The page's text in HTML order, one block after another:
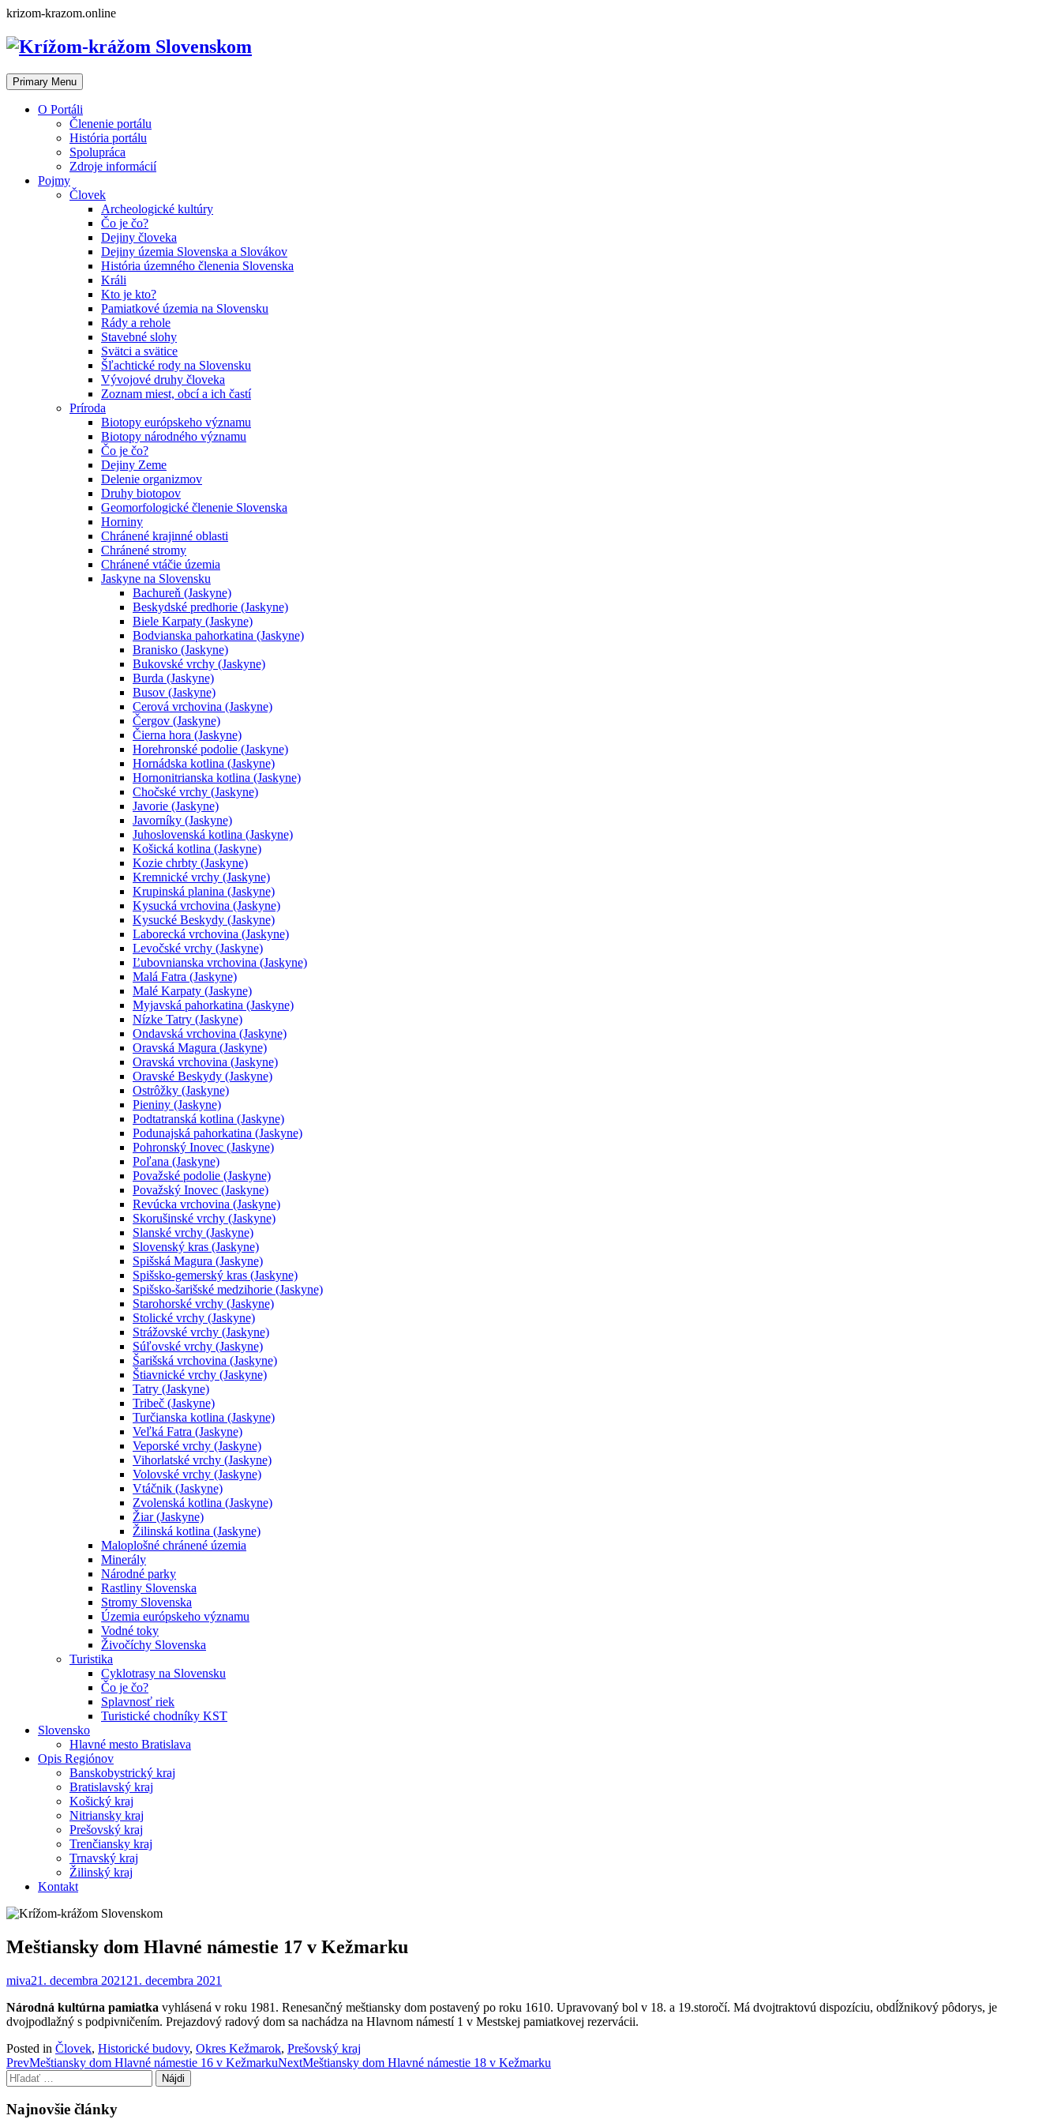
Skip
content
krizom-krazom.online
Primary Menu
O Portáli
Členenie portálu
História portálu
Spolupráca
Zdroje informácií
Pojmy
Človek
Archeologické kultúry
Čo je čo?
Dejiny človeka
Dejiny územia Slovenska a Slovákov
História územného členenia Slovenska
Králi
Kto je kto?
Pamiatkové územia na Slovensku
Rády a rehole
Stavebné slohy
Svätci a svätice
Šľachtické rody na Slovensku
Vývojové druhy človeka
Zoznam miest, obcí a ich častí
Príroda
Biotopy európskeho významu
Biotopy národného významu
Čo je čo?
Dejiny Zeme
Delenie organizmov
Druhy biotopov
Geomorfologické členenie Slovenska
Horniny
Chránené krajinné oblasti
Chránené stromy
Chránené vtáčie územia
Jaskyne na Slovensku
Bachureň (Jaskyne)
Beskydské predhorie (Jaskyne)
Biele Karpaty (Jaskyne)
Bodvianska pahorkatina (Jaskyne)
Branisko (Jaskyne)
Bukovské vrchy (Jaskyne)
Burda (Jaskyne)
Busov (Jaskyne)
Cerová vrchovina (Jaskyne)
Čergov (Jaskyne)
Čierna hora (Jaskyne)
Horehronské podolie (Jaskyne)
Hornádska kotlina (Jaskyne)
Hornonitrianska kotlina (Jaskyne)
Chočské vrchy (Jaskyne)
Javorie (Jaskyne)
Javorníky (Jaskyne)
Juhoslovenská kotlina (Jaskyne)
Košická kotlina (Jaskyne)
Kozie chrbty (Jaskyne)
Kremnické vrchy (Jaskyne)
Krupinská planina (Jaskyne)
Kysucká vrchovina (Jaskyne)
Kysucké Beskydy (Jaskyne)
Laborecká vrchovina (Jaskyne)
Levočské vrchy (Jaskyne)
Ľubovnianska vrchovina (Jaskyne)
Malá Fatra (Jaskyne)
Malé Karpaty (Jaskyne)
Myjavská pahorkatina (Jaskyne)
Nízke Tatry (Jaskyne)
Ondavská vrchovina (Jaskyne)
Oravská Magura (Jaskyne)
Oravská vrchovina (Jaskyne)
Oravské Beskydy (Jaskyne)
Ostrôžky (Jaskyne)
Pieniny (Jaskyne)
Podtatranská kotlina (Jaskyne)
Podunajská pahorkatina (Jaskyne)
Pohronský Inovec (Jaskyne)
Poľana (Jaskyne)
Považské podolie (Jaskyne)
Považský Inovec (Jaskyne)
Revúcka vrchovina (Jaskyne)
Skorušinské vrchy (Jaskyne)
Slanské vrchy (Jaskyne)
Slovenský kras (Jaskyne)
Spišská Magura (Jaskyne)
Spišsko-gemerský kras (Jaskyne)
Spišsko-šarišské medzihorie (Jaskyne)
Starohorské vrchy (Jaskyne)
Stolické vrchy (Jaskyne)
Strážovské vrchy (Jaskyne)
Súľovské vrchy (Jaskyne)
Šarišská vrchovina (Jaskyne)
Štiavnické vrchy (Jaskyne)
Tatry (Jaskyne)
Tribeč (Jaskyne)
Turčianska kotlina (Jaskyne)
Veľká Fatra (Jaskyne)
Veporské vrchy (Jaskyne)
Vihorlatské vrchy (Jaskyne)
Volovské vrchy (Jaskyne)
Vtáčnik (Jaskyne)
Zvolenská kotlina (Jaskyne)
Žiar (Jaskyne)
Žilinská kotlina (Jaskyne)
Maloplošné chránené územia
Minerály
Národné parky
Rastliny Slovenska
Stromy Slovenska
Územia európskeho významu
Vodné toky
Živočíchy Slovenska
Turistika
Cyklotrasy na Slovensku
Čo je čo?
Splavnosť riek
Turistické chodníky KST
Slovensko
Hlavné mesto Bratislava
Opis Regiónov
Banskobystrický kraj
Bratislavský kraj
Košický kraj
Nitriansky kraj
Prešovský kraj
Trenčiansky kraj
Trnavský kraj
Žilinský kraj
Kontakt
Meštiansky dom Hlavné námestie 17 v Kežmarku
miva21. decembra 2021 21. decembra 2021
Národná kultúrna pamiatka vyhlásená v roku 1981. Renesančný meštiansky dom postavený po roku 1610. Upravovaný bol v 18. a 19.storočí. Má dvojtraktovú dispozíciu, obdĺžnikový pôdorys, je
dvojpodlažný s podpivničením. Prejazdový radový dom sa nachádza na Hlavnom námestí 1 v Mestskej pamiatkovej rezervácii.
Posted in Človek, Historické budovy, Okres Kežmarok, Prešovský kraj
Post
navigation
PrevMeštiansky dom Hlavné námestie 16 v KežmarkuNextMeštiansky dom Hlavné námestie 18 v Kežmarku
Hľadať:
Najnovšie články